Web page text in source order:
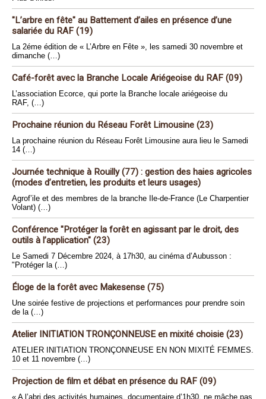
"L’arbre en fête" au Battement d’ailes en présence d’une
salariée du RAF (19)
La 2éme édition de « L’Arbre en Fête », les samedi 30 novembre et
dimanche (…)
Café-forêt avec la Branche Locale Ariégeoise du RAF (09)
L’association Ecorce, qui porte la Branche locale ariégeoise du
RAF, (…)
Prochaine réunion du Réseau Forêt Limousine (23)
La prochaine réunion du Réseau Forêt Limousine aura lieu le Samedi
14 (…)
Journée technique à Rouilly (77) : gestion des haies agricoles
(modes d’entretien, les produits et leurs usages)
Agrof’ile et des membres de la branche Ile-de-France (Le Charpentier
Volant) (…)
Conférence "Protéger la forêt en agissant par le droit, des
outils à l’application" (23)
Le Samedi 7 Décembre 2024, à 17h30, au cinéma d’Aubusson :
"Protéger la (…)
Éloge de la forêt avec Makesense (75)
Une soirée festive de projections et performances pour prendre soin
de la (…)
Atelier INITIATION TRONÇONNEUSE en mixité choisie (23)
ATELIER INITIATION TRONÇONNEUSE EN NON MIXITÉ FEMMES.
10 et 11 novembre (…)
Projection de film et débat en présence du RAF (09)
« A l’abri des activités humaines, documentaire d’1h30, ne mâche pas